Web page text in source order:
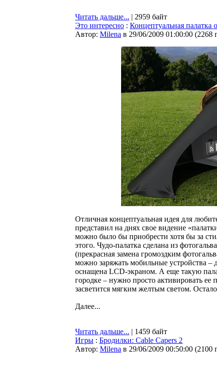
Читать дальше... | 2959 байт
Это интересно : Концептуальная палатка
Автор: Milena в 29/06/2009 01:00:00 (2268
Отличная концептуальная идея для
представил на днях свое видение
можно было бы приобрести хотя бы за
этого. Чудо-палатка сделана из
(прекрасная замена громоздким
можно заряжать мобильные устройства –
оснащена LCD-экраном. А еще такую
городке – нужно просто активировать
засветится мягким желтым светом.
Далее...
Читать дальше... | 1459 байт
Игры : Бродилки: Cable Capers 2
Автор: Milena в 29/06/2009 00:50:00 (2100